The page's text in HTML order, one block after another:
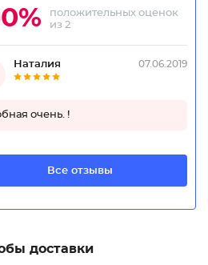
положительных оценок
из 2
Наталия 07.06.2019
очень. !
Все отзывы
доставки